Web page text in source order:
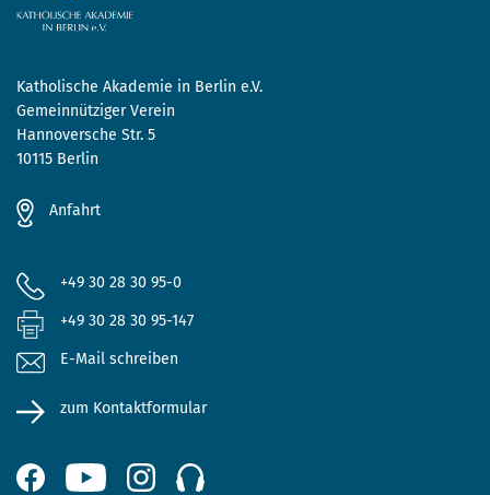
Katholische Akademie in Berlin e.V.
Gemeinnütziger Verein
Hannoversche Str. 5
10115 Berlin
Anfahrt
+49 30 28 30 95-0
+49 30 28 30 95-147
E-Mail schreiben
zum Kontaktformular